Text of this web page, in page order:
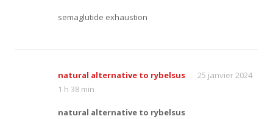
semaglutide exhaustion
natural alternative to rybelsus
25 janvier 2024
1 h 38 min
natural alternative to rybelsus